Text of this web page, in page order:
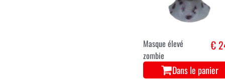
Masque élevé
zombie
€
Dans le panier